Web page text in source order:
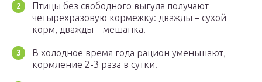
Птицы без свободного выгула получают
четырехразовую кормежку: дважды – сухой
корм, дважды – мешанка.
В холодное время года рацион уменьшают,
кормление 2-3 раза в сутки.